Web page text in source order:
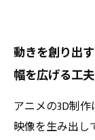
動きを創り出
幅を広げる工夫
アニメの3D制
映像を生み出し